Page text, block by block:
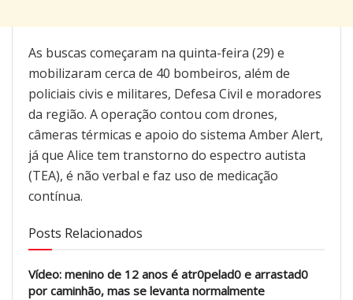
As buscas começaram na quinta-feira (29) e
mobilizaram cerca de 40 bombeiros, além de
policiais civis e militares, Defesa Civil e moradores
da região. A operação contou com drones,
câmeras térmicas e apoio do sistema Amber Alert,
já que Alice tem transtorno do espectro autista
(TEA), é não verbal e faz uso de medicação
contínua.
Posts Relacionados
Vídeo: menino de 12 anos é atr0pelad0 e arrastad0
por caminhão, mas se levanta normalmente